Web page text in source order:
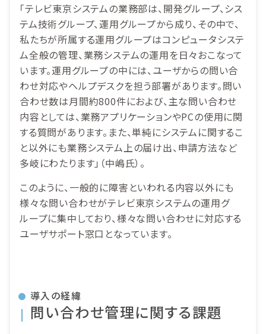
「テレビ東京システムの業務部は、開発グループ、シス
テム技術グループ、運用グループから成り、その中で、
私たちが所属する運用グループはコンピュータシステ
ム全般の管理、業務システムの運用を日々おこなって
います。運用グループの中には、ユーザからの問い合
わせ対応やヘルプデスクを担う部署があります。問い
合わせ数は月間約800件におよび、主な問い合わせ
内容としては、業務アプリケーションやPCの使用に関
する質問があります。また、単純にシステムに関するこ
と以外にも業務システム上の届け出、申請方法など
多岐にわたります」（中嶋氏）。
このように、一般的に障害といわれる内容以外にも
様々な問い合わせがテレビ東京システムの運用グ
ループに集中しており、様々な問い合わせに対応する
ユーザサポート窓口となっています。
導入の経緯
問い合わせ管理に関する課題